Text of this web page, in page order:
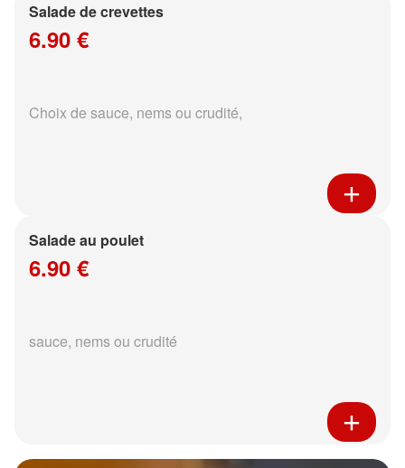
Salade de crevettes
6.90 €
Choix de sauce, nems ou crudité,
Salade au poulet
6.90 €
sauce, nems ou crudité